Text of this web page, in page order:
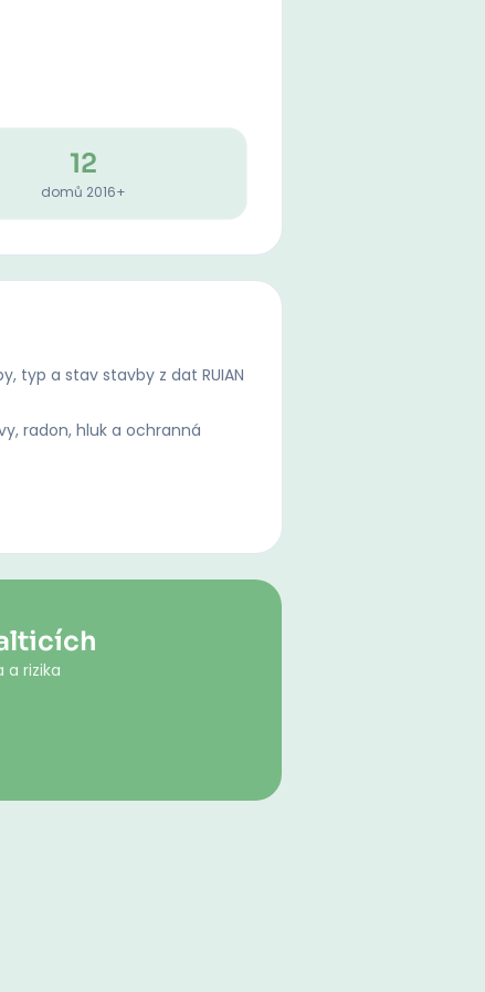
12
domů 2016+
typ a stav stavby z dat RUIAN
radon, hluk a ochranná
rizika